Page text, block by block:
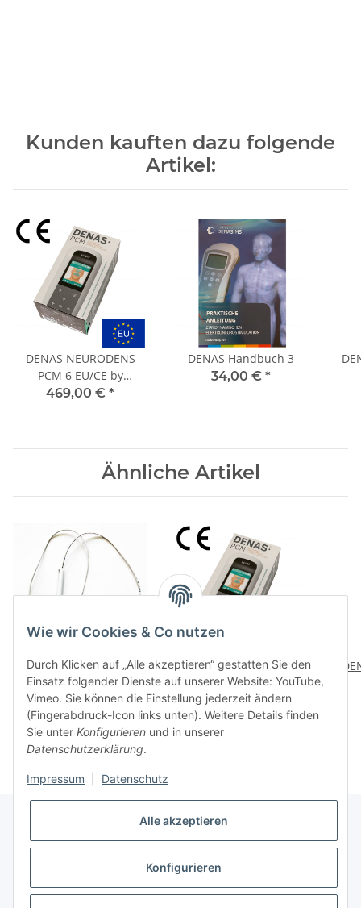
Kunden kauften dazu folgende
Artikel:
DENAS NEURODENS
PCM 6 EU/CE by
Alexander Karch
469,00 € *
DENAS Handbuch 3
34,00 € *
Ähnliche Artikel
DENAS Punkt Elektrode
EU/CE
69,00 €*
DENAS NEURODENS
PCM 6 EU/CE by
Alexander Karch
469,00 €*
Informationen
* Alle Preise inkl. gesetzlicher USt., zzgl.Versand
Wie wir Cookies & Co nutzen
Durch Klicken auf „Alle akzeptieren“ gestatten Sie den
Einsatz folgender Dienste auf unserer Website: YouTube,
Vimeo. Sie können die Einstellung jederzeit ändern
(Fingerabdruck-Icon links unten). Weitere Details finden
Sie unter Konfigurieren und in unserer
Datenschutzerklärung.
Impressum Datenschutz
Alle akzeptieren
Konfigurieren